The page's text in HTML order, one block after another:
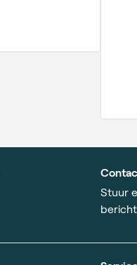
Stuur
bericht